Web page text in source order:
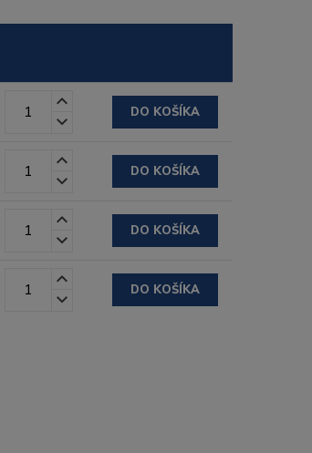
DO KOŠÍKA
DO KOŠÍKA
DO KOŠÍKA
DO KOŠÍKA